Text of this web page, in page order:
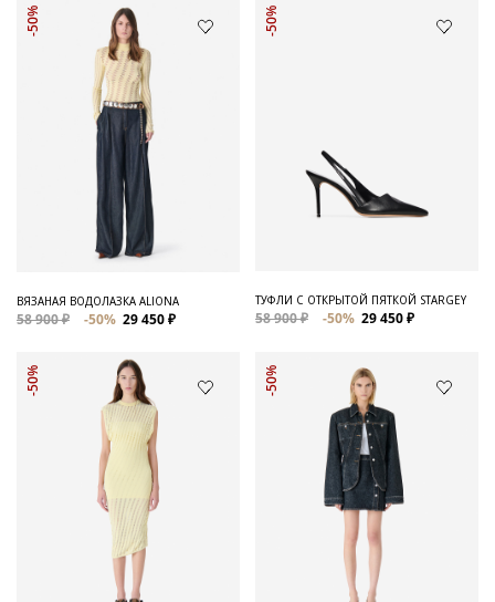
-50%
ВЯЗАНАЯ ВОДОЛАЗКА ALIONA
58 900 ₽ -50% 29 450 ₽
-50%
ТУФЛИ С ОТКРЫТОЙ ПЯТКОЙ STARGEY
58 900 ₽ -50% 29 450 ₽
-50% -50%